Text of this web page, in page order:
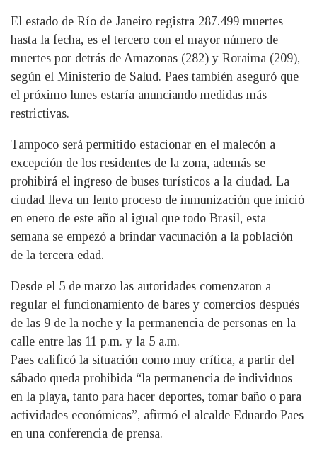
El estado de Río de Janeiro registra 287.499 muertes
hasta la fecha, es el tercero con el mayor número de
muertes por detrás de Amazonas (282) y Roraima (209),
según el Ministerio de Salud. Paes también aseguró que
el próximo lunes estaría anunciando medidas más
restrictivas.
Tampoco será permitido estacionar en el malecón a
excepción de los residentes de la zona, además se
prohibirá el ingreso de buses turísticos a la ciudad. La
ciudad lleva un lento proceso de inmunización que inició
en enero de este año al igual que todo Brasil, esta
semana se empezó a brindar vacunación a la población
de la tercera edad.
Desde el 5 de marzo las autoridades comenzaron a
regular el funcionamiento de bares y comercios después
de las 9 de la noche y la permanencia de personas en la
calle entre las 11 p.m. y la 5 a.m.
Paes calificó la situación como muy crítica, a partir del
sábado queda prohibida “la permanencia de individuos
en la playa, tanto para hacer deportes, tomar baño o para
actividades económicas”, afirmó el alcalde Eduardo Paes
en una conferencia de prensa.